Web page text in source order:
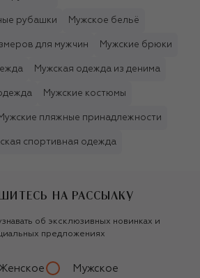
рубашки Мужское бельё
для мужчин Мужские брюки
Мужская одежда из денима
Мужские костюмы
пляжные принадлежности
спортивная одежда
НА РАССЫЛКУ
об эксклюзивных новинках и
предложениях
Женское Мужское